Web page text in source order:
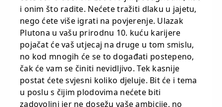
i onim što radite. Nećete tražiti dlaku u jajetu,
nego ćete više igrati na povjerenje. Ulazak
Plutona u vašu prirodnu 10. kuću karijere
pojačat će vaš utjecaj na druge u tom smislu,
no kod mnogih će se to događati postepeno,
čak će vam se činiti nevidljivo. Tek kasnije
postat ćete svjesni koliko djeluje. Bit će i tema
u poslu s čijim plodovima nećete biti
zadovoljni jer ne dosežu vaše ambicije, no